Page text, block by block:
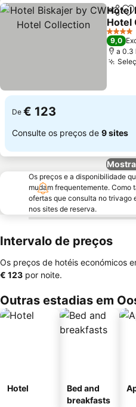
Hotel
Hotel
4 Estrelas
9,0
a 0.3
De € 123
Consulte os preços de 9 sites
Os preços e a disponibilidade
mudam frequentemente. Como
ofertas que consulta no trivago
nos sites de reserva.
Intervalo de preços
Os preços de hotéis económicos
‎€ 123 por noite.
Outras estadias em
Hotel
Bed and
breakfasts